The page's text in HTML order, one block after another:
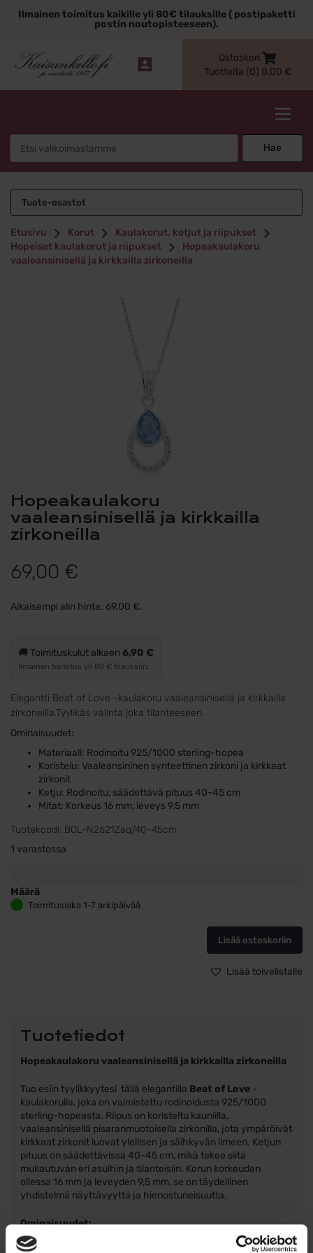
sisältöönIlmainen toimitus kaikille yli 80€ tilauksille ( postipaketti
postin noutopisteeseen).
Ostoskori
Tuotteita (0) 0,00 €
Hae
Tuote-osastot
Etusivu Korut
Kaulakorut, ketjut ja riipukset
Hopeiset kaulakorut ja riipukset
Hopeakaulakoru
vaaleansinisellä ja kirkkailla zirkoneilla
Hopeakaulakoru
vaaleansinisellä ja kirkkailla
zirkoneilla
69,00 €
Aikaisempi alin hinta: 69,00 €.
🚚 Toimituskulut alkaen6,90 €
Ilmainen toimitus yli 80 € tilauksiin.
Elegantti Beat of Love -kaulakoru vaaleansinisellä ja kirkkailla
zirkoneilla.Tyylikäs valinta joka tilanteeseen.
Ominaisuudet:
Materiaali: Rodinoitu 925/1000 sterling-hopea
Koristelu: Vaaleansininen synteettinen zirkoni ja kirkkaat
zirkonit
Ketju: Rodinoitu, säädettävä pituus 40-45 cm
Mitat: Korkeus 16 mm, leveys 9,5 mm
Tuotekoodi: BOL-N2621Zaq/40-45cm
1 varastossa
Määrä
Hopeakaulakoru
Toimitusaika 1-7 arkipäivää
Lisää ostoskoriin
Lisää toivelistalle
Tuotetiedot
Hopeakaulakoru vaaleansinisellä ja kirkkailla zirkoneilla
Tuo esiin tyylikkyytesi tällä elegantilla Beat of Love -
kaulakorulla, joka on valmistettu rodinoidusta 925/1000
sterling-hopeasta. Riipus on koristeltu kauniilla,
vaaleansinisellä pisaranmuotoisella zirkonilla, jota ympäröivät
kirkkaat zirkonit luovat ylellisen ja säihkyvän ilmeen. Ketjun
pituus on säädettävissä 40-45 cm, mikä tekee siitä
mukautuvan eri asuihin ja tilanteisiin. Korun korkeuden
ollessa 16 mm ja leveyden 9,5 mm, se on täydellinen
yhdistelmä näyttävyyttä ja hienostuneisuutta.
Ominaisuudet: